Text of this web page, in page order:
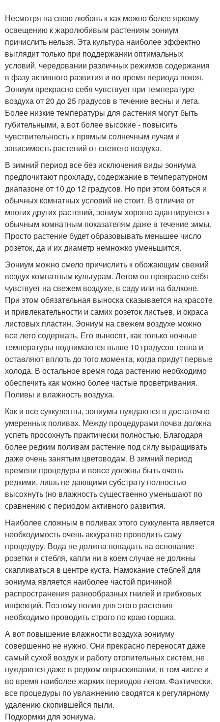
Несмотря на свою любовь к как можно более яркому
освещению к жаролюбивым растениям эониум
причислить нельзя. Эта культура наиболее эффектно
выглядит только при поддержании оптимальных
условий, чередовании различных режимов содержания
в фазу активного развития и во время периода покоя.
Эониум прекрасно себя чувствует при температуре
воздуха от 20 до 25 градусов в течение весны и лета.
Более низкие температуры для растения могут быть
губительными, а вот более высокие - повысить
чувствительность к прямым солнечным лучам и
зависимость растений от свежего воздуха.
В зимний период все без исключения виды эониума
предпочитают прохладу, содержание в температурном
диапазоне от 10 до 12 градусов. Но при этом бояться и
обычных комнатных условий не стоит. В отличие от
многих других растений, эониум хорошо адаптируется к
обычным комнатным показателям даже в течение зимы.
Просто растение будет образовывать меньшее число
розеток, да и их диаметр немножко уменьшится.
Эониум можно смело причислить к обожающим свежий
воздух комнатным культурам. Летом он прекрасно себя
чувствует на свежем воздухе, в саду или на балконе.
При этом обязательная выноска сказывается на красоте
и привлекательности и самих розеток листьев, и окраса
листовых пластин. Эониум на свежем воздухе можно
все лето содержать. Его выносят, как только ночные
температуры поднимаются выше 10 градусов тепла и
оставляют вплоть до того момента, когда придут первые
холода. В остальное время года растению необходимо
обеспечить как можно более частые проветривания.
Поливы и влажность воздуха.
Как и все суккуленты, эониумы нуждаются в достаточно
умеренных поливах. Между процедурами почва должна
успеть просохнуть практически полностью. Благодаря
более редким поливам растение под силу выращивать
даже очень занятым цветоводам. В зимний период
времени процедуры и вовсе должны быть очень
редкими, лишь не дающими субстрату полностью
высохнуть (но влажность существенно уменьшают по
сравнению с периодом активного развития.
Наиболее сложным в поливах этого суккулента является
необходимость очень аккуратно проводить саму
процедуру. Вода не должна попадать на основание
розетки и стебля, капли ни в коем случае не должны
скапливаться в центре куста. Намокание стеблей для
эониума является наиболее частой причиной
распространения разнообразных гнилей и грибковых
инфекций. Поэтому полив для этого растения
необходимо проводить строго по краю горшка.
А вот повышение влажности воздуха эониуму
совершенно не нужно. Они прекрасно переносят даже
самый сухой воздух и работу отопительных систем, не
нуждаются даже в редком опрыскивании, в том числе и
во время наиболее жарких периодов летом. Фактически,
все процедуры по увлажнению сводятся к регулярному
удалению скопившейся пыли.
Подкормки для эониума.